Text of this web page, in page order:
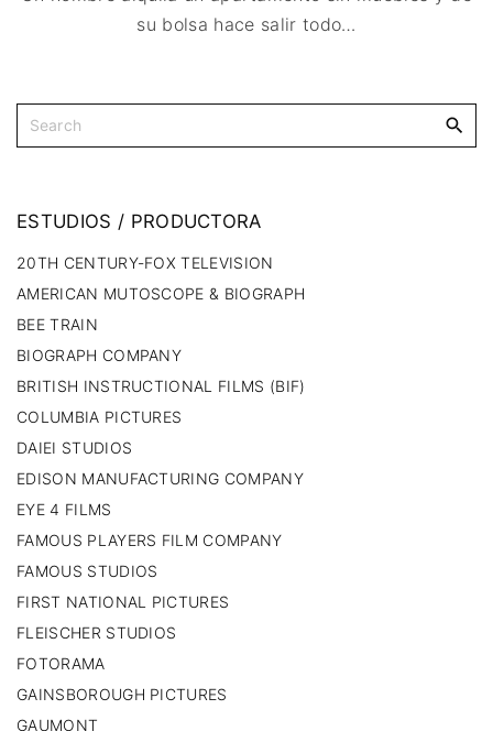
🇸🇪 SUECIA
su bolsa hace salir todo…
ESTUDIOS / PRODUCTORA
20TH CENTURY-FOX TELEVISION
AMERICAN MUTOSCOPE & BIOGRAPH
BEE TRAIN
BIOGRAPH COMPANY
BRITISH INSTRUCTIONAL FILMS (BIF)
COLUMBIA PICTURES
DAIEI STUDIOS
EDISON MANUFACTURING COMPANY
EYE 4 FILMS
FAMOUS PLAYERS FILM COMPANY
FAMOUS STUDIOS
FIRST NATIONAL PICTURES
FLEISCHER STUDIOS
FOTORAMA
GAINSBOROUGH PICTURES
GAUMONT